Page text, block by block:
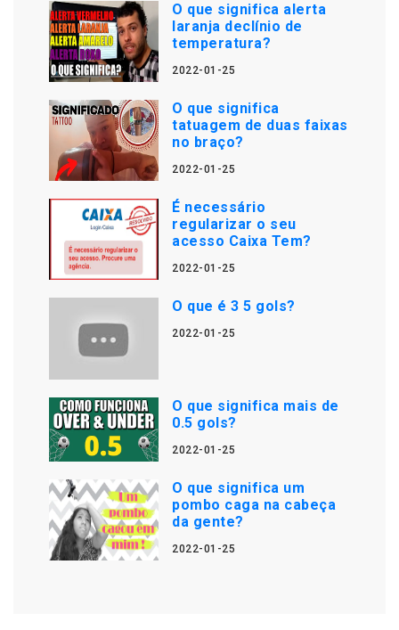
O que significa alerta
laranja declínio de
temperatura?
2022-01-25
O que significa
tatuagem de duas faixas
no braço?
2022-01-25
É necessário
regularizar o seu
acesso Caixa Tem?
2022-01-25
O que é 3 5 gols?
2022-01-25
O que significa mais de
0.5 gols?
2022-01-25
O que significa um
pombo caga na cabeça
da gente?
2022-01-25